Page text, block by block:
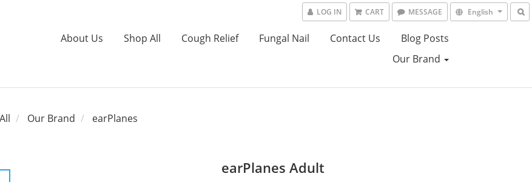
LOG IN CART MESSAGE English
About Us Shop All Cough Relief Fungal Nail Contact Us
Blog Posts
Our Brand
Our Brand earPlanes
earPlanes Adult